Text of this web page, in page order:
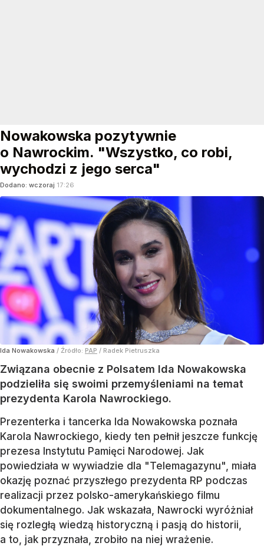
Nowakowska pozytywnie
o Nawrockim. "Wszystko, co robi,
wychodzi z jego serca"
Dodano: wczoraj 17:26
Ida Nowakowska / Źródło: PAP / Radek Pietruszka
Związana obecnie z Polsatem Ida Nowakowska
podzieliła się swoimi przemyśleniami na temat
prezydenta Karola Nawrockiego.
Prezenterka i tancerka Ida Nowakowska poznała
Karola Nawrockiego, kiedy ten pełnił jeszcze funkcję
prezesa Instytutu Pamięci Narodowej. Jak
powiedziała w wywiadzie dla "Telemagazynu", miała
okazję poznać przyszłego prezydenta RP podczas
realizacji przez polsko-amerykańskiego filmu
dokumentalnego. Jak wskazała, Nawrocki wyróżniał
się rozległą wiedzą historyczną i pasją do historii,
a to, jak przyznała, zrobiło na niej wrażenie.